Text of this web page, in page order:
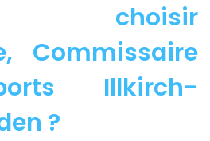
choisir
Commissaire
Illkirch-
?